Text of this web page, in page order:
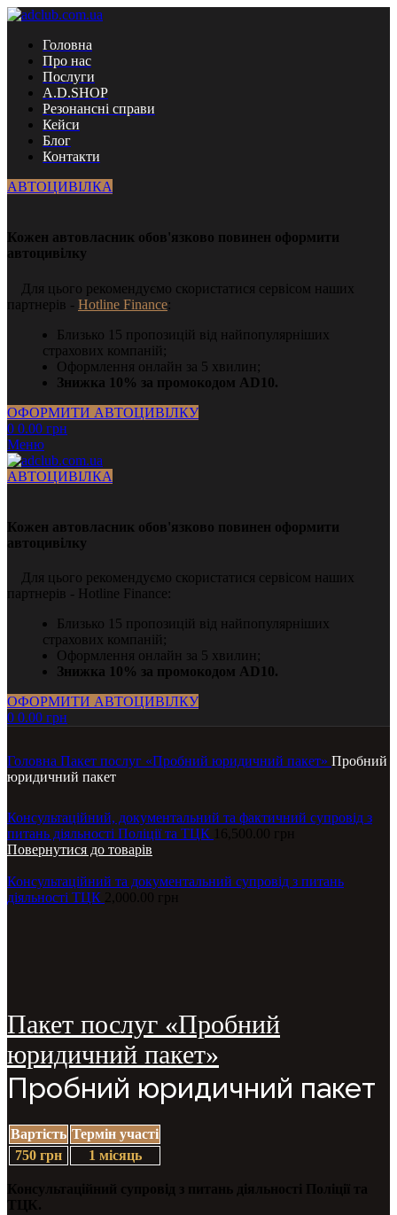
Головна
Про нас
Послуги
A.D.SHOP
Резонансні справи
Кейси
Блог
Контакти
АВТОЦИВІЛКА
Кожен автовласник обов'язково повинен оформити
автоцивілку
Для цього рекомендуємо скористатися сервісом наших
партнерів - Hotline Finance:
Близько 15 пропозицій від найпопулярніших
страхових компаній;
Оформлення онлайн за 5 хвилин;
Знижка 10% за промокодом AD10.
ОФОРМИТИ АВТОЦИВІЛКУ
0 0.00 грн
Меню
АВТОЦИВІЛКА
Кожен автовласник обов'язково повинен оформити
автоцивілку
Для цього рекомендуємо скористатися сервісом наших
партнерів - Hotline Finance:
Близько 15 пропозицій від найпопулярніших
страхових компаній;
Оформлення онлайн за 5 хвилин;
Знижка 10% за промокодом AD10.
ОФОРМИТИ АВТОЦИВІЛКУ
0 0.00 грн
Головна Пакет послуг «Пробний юридичний пакет» Пробний
юридичний пакет
Консультаційний, документальний та фактичний супровід з
питань діяльності Поліції та ТЦК
16,500.00 грн
Повернутися до товарів
Консультаційний та документальний супровід з питань
діяльності ТЦК 2,000.00 грн
Пакет послуг «Пробний
юридичний пакет»
Пробний юридичний пакет
Вартість Термін участі
750 грн
1 місяць
Консультаційний супровід з питань діяльності Поліції та
ТЦК.